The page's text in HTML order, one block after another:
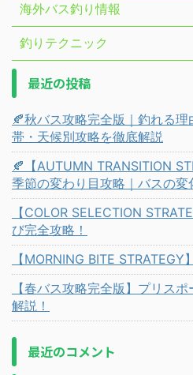
海外バス釣り情報
釣りテクニック
最近の投稿
🍂秋バス攻略完全版｜釣れる
帯・天候別攻略を徹底解説
🍂【AUTUMN TRANSITION
季節の変わり目攻略｜バスの
【COLOR SELECTION
び完全攻略！
【MORNING BITE STRATEGY
【春バス攻略完全版】プリス
解説！
最近のコメント